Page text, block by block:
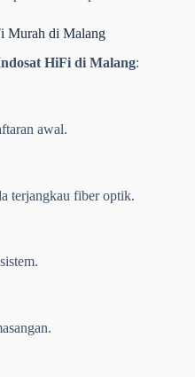
Murah di Malang
HiFi di Malang:
awal.
terjangkau fiber optik.